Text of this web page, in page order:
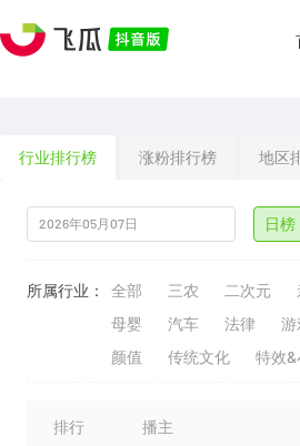
行业排行榜 涨粉排行榜 地区
日榜
所属行业： 全部 三农 二次元
母婴
汽车 法律 游
颜值
传统文化 特效
排行 播主